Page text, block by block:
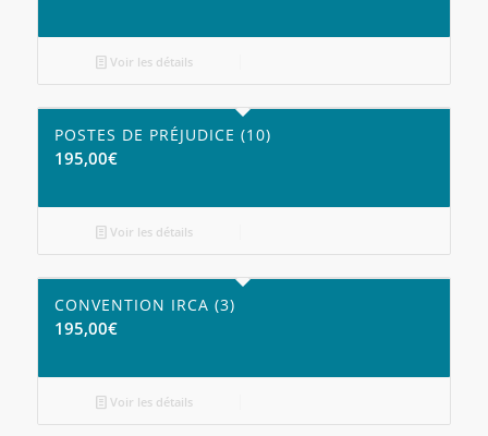
Voir les détails
POSTES DE PRÉJUDICE (10)
195,00€
Voir les détails
CONVENTION IRCA (3)
195,00€
Voir les détails